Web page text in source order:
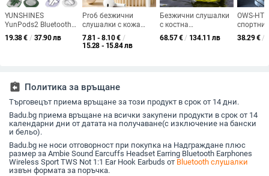
YUNSHINES
YunPods2 Bluetooth
слушалки, TWS, полу-
въвеждащи,
19.38€ / 37.90 лв
Pro6 безжични
слушалки с кожа
текстура, за спортно
бягане –
7.81 - 8.10€ /
15.28 - 15.84 лв
Безжични слушалки
с костна
проводимост,
Bluetooth,
68.57€ / 134.11 лв
OWS-
спортни
ухото –
38.29€ /
assignment_return Политика за връщане
Търговецът приема връщане за този продукт в срок от 14 дни.
Badu.bg приема връщане на всички закупени продукти в срок от 14
календарни дни от датата на получаване(с изключение на бански
и бельо).
Badu.bg не носи отговорност при покупка на Надграждане плюс
размер за Ambie Sound Earcuffs Headset Earring Bluetooth Earphones
Wireless Sport TWS Not 1:1 Ear Hook Earbuds от Bluetooth слушалки
извън формата за поръчка.